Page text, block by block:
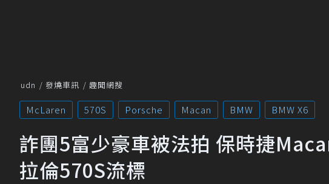
udn 發燒車訊 趣聞網搜
McLaren 570S Porsche Macan BMW BMW X6
詐團5富少豪車被法拍 保時捷
拉倫570S流標